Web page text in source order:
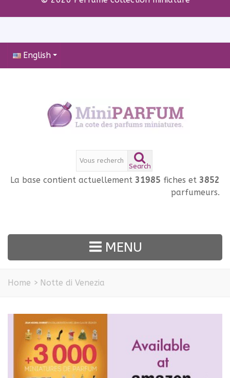
English
Search
La base contient actuellement 31985 fiches et 3852
parfumeurs.
MENU
Home > Notte di Venezia